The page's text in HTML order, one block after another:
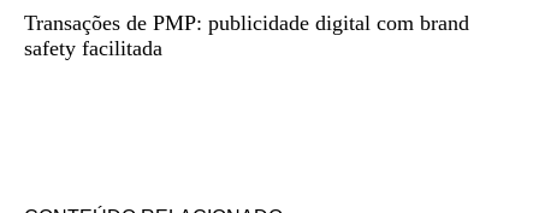
Transações de PMP: publicidade digital com brand
safety facilitada